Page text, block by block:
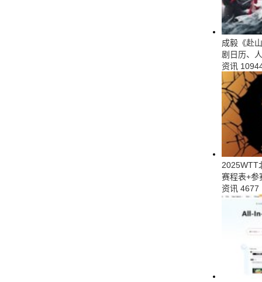
成毅《赴
剧日历、
资讯
2025WTT
赛程表+参
资讯 4677